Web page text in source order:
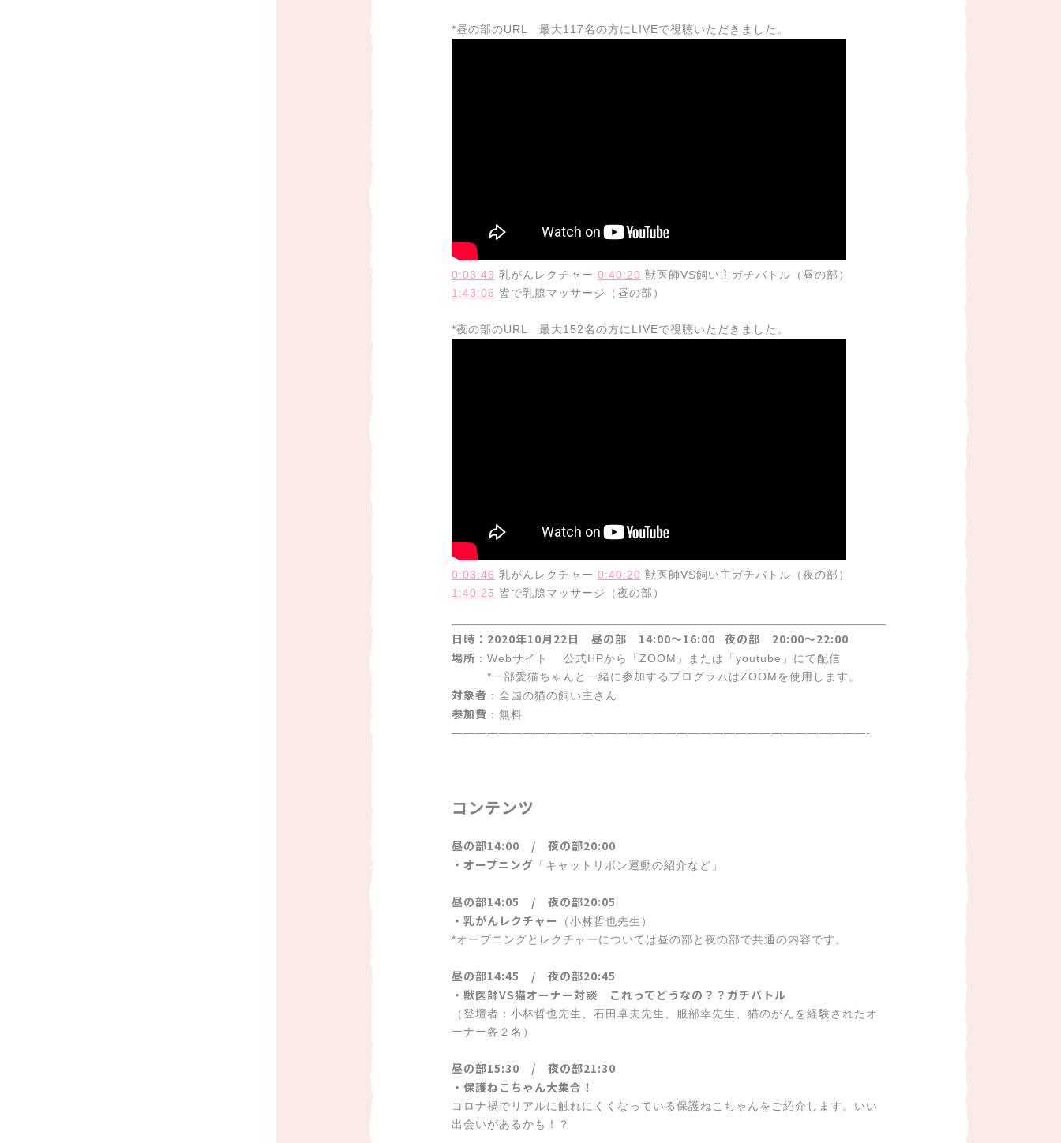
*昼の部のURL 最大117名の方にLIVEで視聴いただきました。
0:03:49 乳がんレクチャー 0:40:20 獣医師VS飼い主ガチバトル（昼の部）
1:43:06 皆で乳腺マッサージ（昼の部）
*夜の部のURL 最大152名の方にLIVEで視聴いただきました。
0:03:46 乳がんレクチャー 0:40:20 獣医師VS飼い主ガチバトル（夜の部）
1:40:25 皆で乳腺マッサージ（夜の部）
日時：2020年10月22日 昼の部 14:00～16:00 夜の部 20:00～22:00
場所 ：Webサイト 公式HPから「ZOOM」または「youtube」にて配信
*一部愛猫ちゃんと一緒に参加するプログラムはZOOMを使用します。
対象者 ：全国の猫の飼い主さん
参加費 ：無料
———————————————————————————————————-
コンテンツ
昼の部14:00 / 夜の部20:00
・オープニング 「キャットリボン運動の紹介など」
昼の部14:05 / 夜の部20:05
・乳がんレクチャー
（小林哲也先生）
*オープニングとレクチャーについては昼の部と夜の部で共通の内容です。
昼の部14:45 / 夜の部20:45
・獣医師VS猫オーナー対談 これってどうなの？？ガチバトル
（登壇者：小林哲也先生、石田卓夫先生、服部幸先生、猫のがんを経験されたオ
ーナー各２名）
昼の部15:30 / 夜の部21:30
・保護ねこちゃん大集合！
コロナ禍でリアルに触れにくくなっている保護ねこちゃんをご紹介します。いい
出会いがあるかも！？